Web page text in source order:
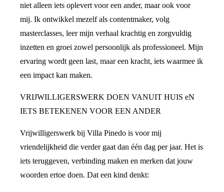
niet alleen iets oplevert voor een ander, maar ook voor
mij. Ik ontwikkel mezelf als contentmaker, volg
masterclasses, leer mijn verhaal krachtig en zorgvuldig
inzetten en groei zowel persoonlijk als professioneel. Mijn
ervaring wordt geen last, maar een kracht, iets waarmee ik
een impact kan maken.
VRIJWILLIGERSWERK DOEN VANUIT HUIS eN
IETS BETEKENEN VOOR EEN ANDER
Vrijwilligerswerk bij Villa Pinedo is voor mij
vriendelijkheid die verder gaat dan één dag per jaar. Het is
iets teruggeven, verbinding maken en merken dat jouw
woorden ertoe doen. Dat een kind denkt: